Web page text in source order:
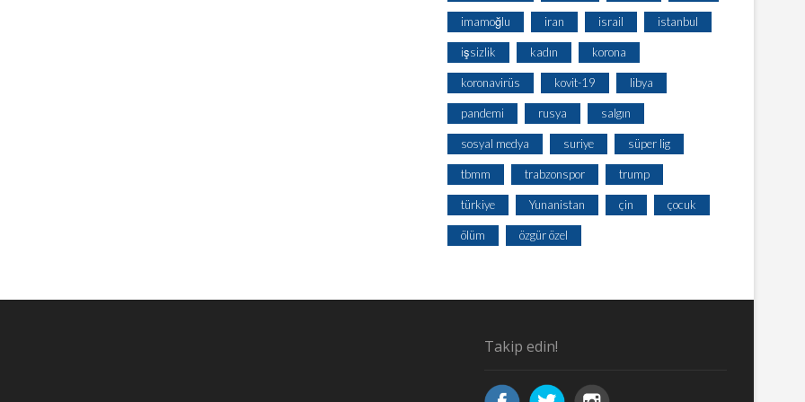
imamoğlu iran israil istanbul
işsizlik kadın korona
koronavirüs kovit-19 libya
pandemi rusya salgın
sosyal medya suriye süper lig
tbmm trabzonspor trump
türkiye Yunanistan çin çocuk
ölüm özgür özel
Takip edin!